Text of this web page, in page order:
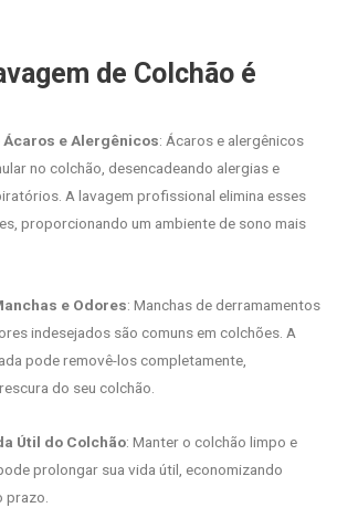
de Colchão é
Ácaros e Alergênicos: Ácaros e alergênicos
no colchão, desencadeando alergias e
A lavagem profissional elimina esses
proporcionando um ambiente de sono mais
e Odores: Manchas de derramamentos
indesejados são comuns em colchões. A
pode removê-los completamente,
do seu colchão.
Útil do Colchão: Manter o colchão limpo e
prolongar sua vida útil, economizando
prazo.